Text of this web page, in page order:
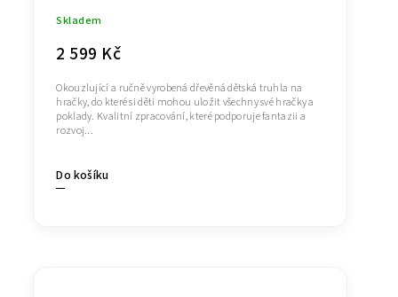
Skladem
2 599 Kč
Do košíku
Okouzlující a ručně vyrobená dřevěná dětská truhla na
hračky, do které si děti mohou uložit všechny své hračky a
poklady. Kvalitní zpracování, které podporuje fantazii a
rozvoj...